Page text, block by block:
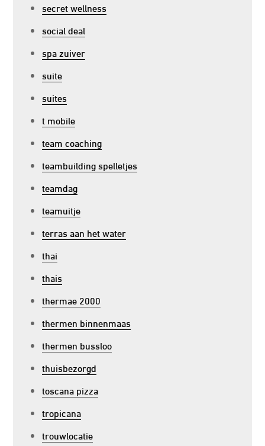
secret wellness
social deal
spa zuiver
suite
suites
t mobile
team coaching
teambuilding spelletjes
teamdag
teamuitje
terras aan het water
thai
thais
thermae 2000
thermen binnenmaas
thermen bussloo
thuisbezorgd
toscana pizza
tropicana
trouwlocatie